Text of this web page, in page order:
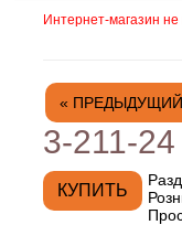
Интернет-магазин
« ПРЕДЫДУЩИЙ
3-211-24